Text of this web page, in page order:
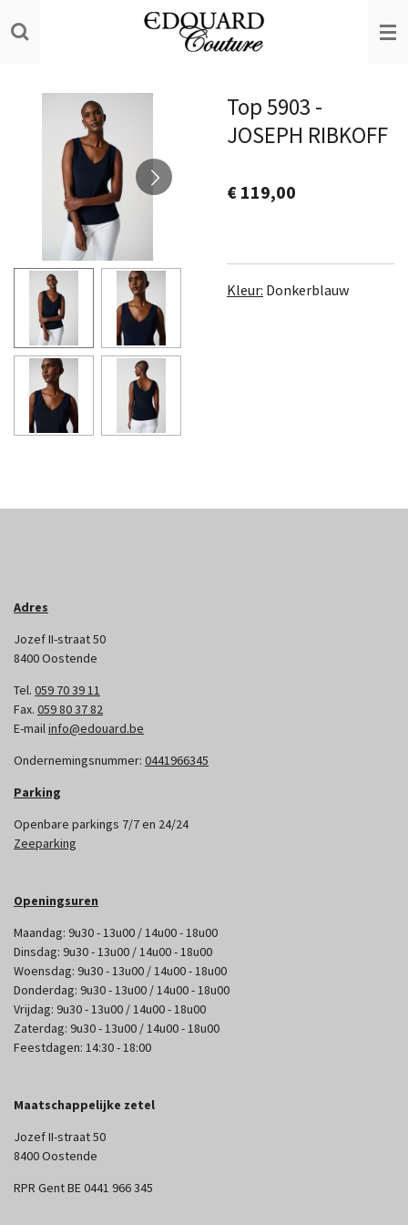
direct
hoofdinhoud
Top 5903 -
JOSEPH RIBKOFF
€ 119,00
Kleur: Donkerblauw
Adres
Jozef II-straat 50
8400 Oostende
Tel. 059 70 39 11
Fax. 059 80 37 82
E-mailinfo@edouard.be
Ondernemingsnummer: 0441966345
Parking
Openbare parkings 7/7 en 24/24
Zeeparking
Openingsuren
Maandag: 9u30 - 13u00 / 14u00 - 18u00
Dinsdag: 9u30 - 13u00 / 14u00 - 18u00
Woensdag: 9u30 - 13u00 / 14u00 - 18u00
Donderdag: 9u30 - 13u00 / 14u00 - 18u00
Vrijdag: 9u30 - 13u00 / 14u00 - 18u00
Zaterdag: 9u30 - 13u00 / 14u00 - 18u00
Feestdagen: 14:30 - 18:00
Maatschappelijke zetel
Jozef II-straat 50
8400 Oostende
RPR Gent BE 0441 966 345